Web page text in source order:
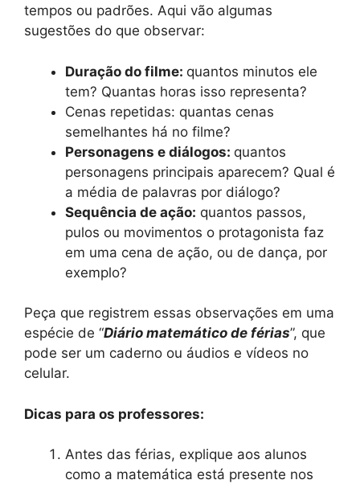
tempos ou padrões. Aqui vão algumas
sugestões do que observar:
Duração do filme: quantos minutos ele
tem? Quantas horas isso representa?
Cenas repetidas: quantas cenas
semelhantes há no filme?
Personagens e diálogos: quantos
personagens principais aparecem? Qual é
a média de palavras por diálogo?
Sequência de ação: quantos passos,
pulos ou movimentos o protagonista faz
em uma cena de ação, ou de dança, por
exemplo?
Peça que registrem essas observações em uma
espécie de “Diário matemático de férias”, que
pode ser um caderno ou áudios e vídeos no
celular.
Dicas para os professores:
Antes das férias, explique aos alunos
como a matemática está presente nos